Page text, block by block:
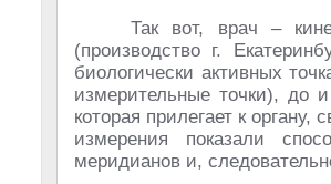
Так вот, врач –
(производство г.
биологически активных
измерительные точки), до
которая прилегает к
измерения показали
меридианов и,